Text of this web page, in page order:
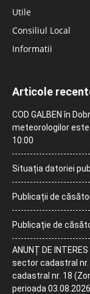
Utile
Consiliul Local
Informatii
Articole
COD GALBEN în
meteorologilor este
10:00
Situația datoriei
Publicații de
Publicație de
ANUNȚ DE
sector cadastral
cadastral nr. 18
perioada